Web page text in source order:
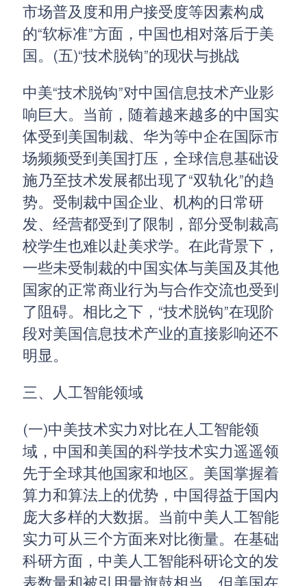
市场普及度和用户接受度等因素构成
的“软标准”方面，中国也相对落后于美
国。(五)“技术脱钩”的现状与挑战
中美“技术脱钩”对中国信息技术产业影
响巨大。当前，随着越来越多的中国实
体受到美国制裁、华为等中企在国际市
场频频受到美国打压，全球信息基础设
施乃至技术发展都出现了“双轨化”的趋
势。受制裁中国企业、机构的日常研
发、经营都受到了限制，部分受制裁高
校学生也难以赴美求学。在此背景下，
一些未受制裁的中国实体与美国及其他
国家的正常商业行为与合作交流也受到
了阻碍。相比之下，“技术脱钩”在现阶
段对美国信息技术产业的直接影响还不
明显。
三、人工智能领域
(一)中美技术实力对比在人工智能领
域，中国和美国的科学技术实力遥遥领
先于全球其他国家和地区。美国掌握着
算力和算法上的优势，中国得益于国内
庞大多样的大数据。当前中美人工智能
实力可从三个方面来对比衡量。在基础
科研方面，中美人工智能科研论文的发